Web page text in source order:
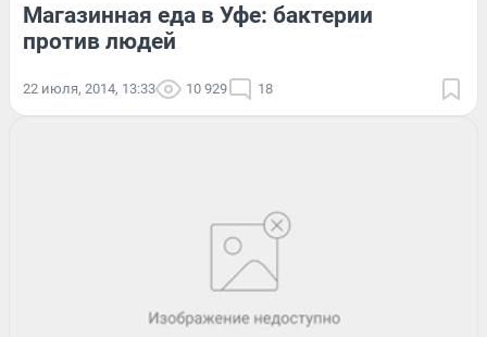
Магазинная еда в Уфе: бактерии
против людей
22 июля, 2014, 13:33 10 929 18